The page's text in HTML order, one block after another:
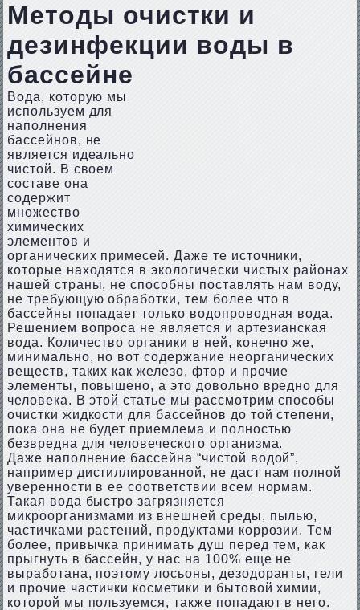
Методы очистки и
дезинфекции воды в
бассейне
Вода, которую мы
используем для
наполнения
бассейнов, не
является идеально
чистой. В своем
составе она
содержит
множество
химических
элементов и
органических примесей. Даже те источники,
которые находятся в экологически чистых районах
нашей страны, не способны поставлять нам воду,
не требующую обработки, тем более что в
бассейны попадает только водопроводная вода.
Решением вопроса не является и артезианская
вода. Количество органики в ней, конечно же,
минимально, но вот содержание неорганических
веществ, таких как железо, фтор и прочие
элементы, повышено, а это довольно вредно для
человека. В этой статье мы рассмотрим способы
очистки жидкости для бассейнов до той степени,
пока она не будет приемлема и полностью
безвредна для человеческого организма.
Даже наполнение бассейна “чистой водой”,
например дистиллированной, не даст нам полной
уверенности в ее соответствии всем нормам.
Такая вода быстро загрязняется
микроорганизмами из внешней среды, пылью,
частичками растений, продуктами коррозии. Тем
более, привычка принимать душ перед тем, как
прыгнуть в бассейн, у нас на 100% еще не
выработана, поэтому лосьоны, дезодоранты, гели
и прочие частички косметики и бытовой химии,
которой мы пользуемся, также попадают в него.